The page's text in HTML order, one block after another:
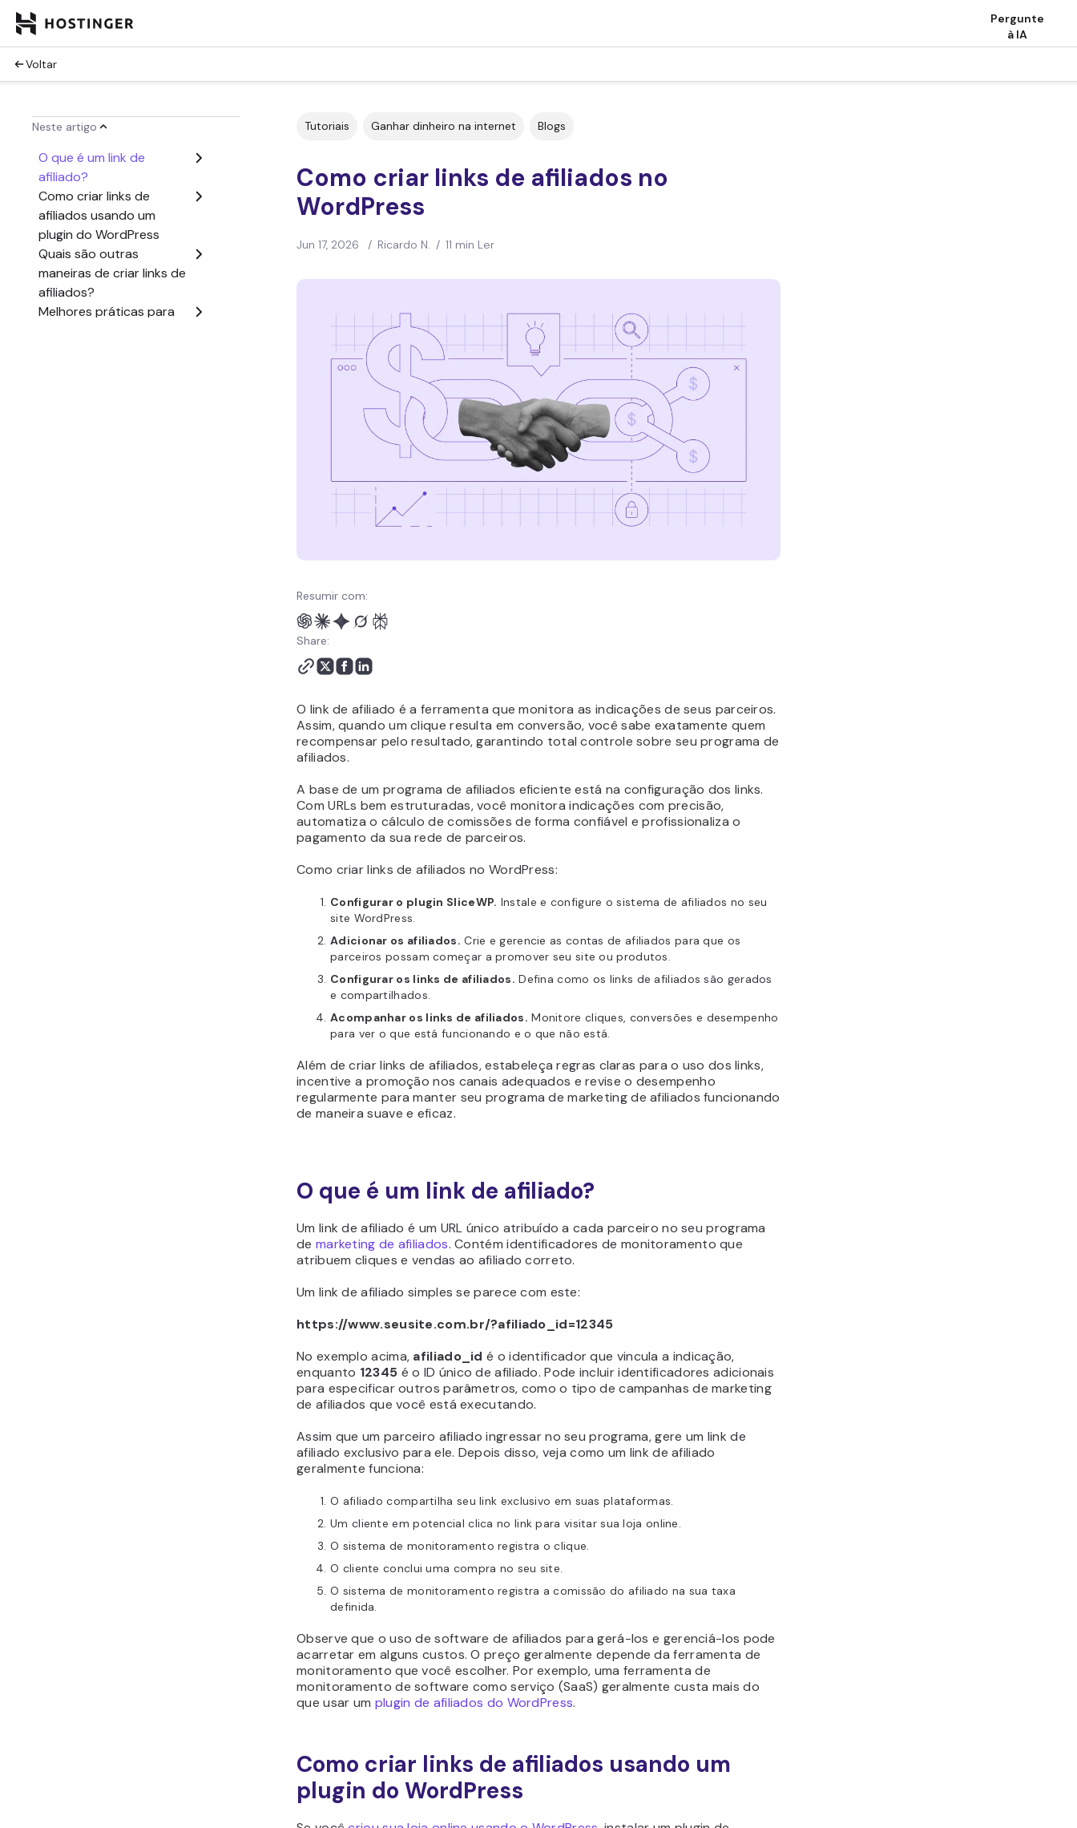
Pergunte
à IA
Voltar
Neste artigo
O que é um link de
afiliado?
Como criar links de
afiliados usando um
plugin do WordPress
Quais são outras
maneiras de criar links de
afiliados?
Melhores práticas para
Tutoriais Ganhar dinheiro na internet Blogs
Como criar links de afiliados no
WordPress
Jun 17, 2026 / Ricardo N. / 11 min Ler
Resumir com:
Share:
O link de afiliado é a ferramenta que monitora as indicações de seus parceiros.
Assim, quando um clique resulta em conversão, você sabe exatamente quem
recompensar pelo resultado, garantindo total controle sobre seu programa de
afiliados.
A base de um programa de afiliados eficiente está na configuração dos links.
Com URLs bem estruturadas, você monitora indicações com precisão,
automatiza o cálculo de comissões de forma confiável e profissionaliza o
pagamento da sua rede de parceiros.
Como criar links de afiliados no WordPress:
Configurar o plugin SliceWP. Instale e configure o sistema de afiliados no seu
site WordPress.
Adicionar os afiliados. Crie e gerencie as contas de afiliados para que os
parceiros possam começar a promover seu site ou produtos.
Configurar os links de afiliados. Defina como os links de afiliados são gerados
e compartilhados.
Acompanhar os links de afiliados. Monitore cliques, conversões e desempenho
para ver o que está funcionando e o que não está.
Além de criar links de afiliados, estabeleça regras claras para o uso dos links,
incentive a promoção nos canais adequados e revise o desempenho
regularmente para manter seu programa de marketing de afiliados funcionando
de maneira suave e eficaz.
O que é um link de afiliado?
Um link de afiliado é um URL único atribuído a cada parceiro no seu programa
de marketing de afiliados. Contém identificadores de monitoramento que
atribuem cliques e vendas ao afiliado correto.
Um link de afiliado simples se parece com este:
https://www.seusite.com.br/?afiliado_id=12345
No exemplo acima, afiliado_id é o identificador que vincula a indicação,
enquanto 12345 é o ID único de afiliado. Pode incluir identificadores adicionais
para especificar outros parâmetros, como o tipo de campanhas de marketing
de afiliados que você está executando.
Assim que um parceiro afiliado ingressar no seu programa, gere um link de
afiliado exclusivo para ele. Depois disso, veja como um link de afiliado
geralmente funciona:
O afiliado compartilha seu link exclusivo em suas plataformas.
Um cliente em potencial clica no link para visitar sua loja online.
O sistema de monitoramento registra o clique.
O cliente conclui uma compra no seu site.
O sistema de monitoramento registra a comissão do afiliado na sua taxa
definida.
Observe que o uso de software de afiliados para gerá-los e gerenciá-los pode
acarretar em alguns custos. O preço geralmente depende da ferramenta de
monitoramento que você escolher. Por exemplo, uma ferramenta de
monitoramento de software como serviço (SaaS) geralmente custa mais do
que usar um plugin de afiliados do WordPress.
Como criar links de afiliados usando um
plugin do WordPress